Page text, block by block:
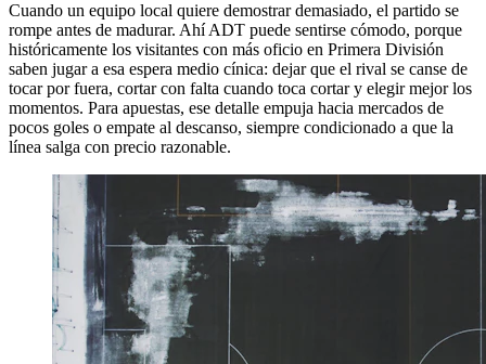
Cuando un equipo local quiere demostrar demasiado, el partido se
rompe antes de madurar. Ahí ADT puede sentirse cómodo, porque
históricamente los visitantes con más oficio en Primera División
saben jugar a esa espera medio cínica: dejar que el rival se canse de
tocar por fuera, cortar con falta cuando toca cortar y elegir mejor los
momentos. Para apuestas, ese detalle empuja hacia mercados de
pocos goles o empate al descanso, siempre condicionado a que la
línea salga con precio razonable.